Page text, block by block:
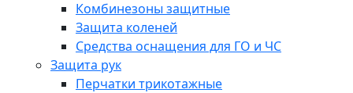
Комбинезоны защитные
Защита коленей
Средства оснащения для ГО и ЧС
Защита рук
Перчатки трикотажные